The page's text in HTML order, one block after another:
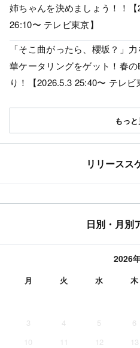
姉ちゃんを決めましょう！！【
26:10〜 テレビ東京】
「そこ曲がったら、櫻坂？」
華ケータリングをゲット！春の
り！【2026.5.3 25:40〜 テレビ
もっ
リリースス
日別・月別
2026
月 火 水 木
3
4 5 6
10
11 12 13